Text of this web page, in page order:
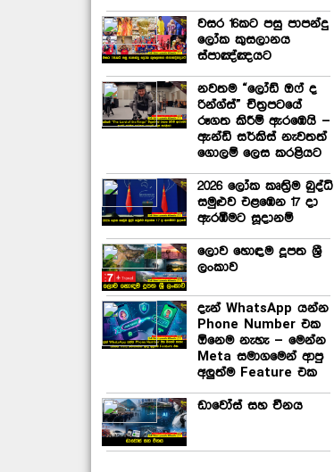
වසර 16කට පසු පාපන්දු
ලෝක කුසලානය
ස්පාඤ්ඤයට
නවතම “ලෝඩ් ඔෆ් ද
රින්ග්ස්” චිත්‍රපටයේ
රූගත කිරීම් ඇරඹෙයි –
ඇන්ඩි සර්කිස් නැවතත්
ගොලම් ලෙස කරළියට
2026 ලෝක කෘත්‍රිම බුද්ධි
සමුළුව එළඹෙන 17 දා
ඇරඹීමට සූදානම්
ලොව හොඳම දූපත ශ්‍රී
ලංකාව
දැන් WhatsApp යන්න
Phone Number එක
ඕනෙම නැහැ – මෙන්න
Meta සමාගමෙන් ආපු
අලුත්ම Feature එක
ඩාවෝස් සහ චීනය